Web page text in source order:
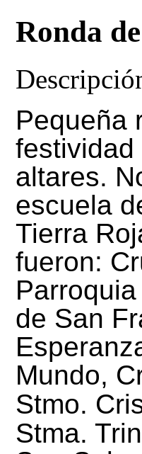
Ronda
Pequeña
altares.
escuela
Tierra
fueron:
de San
Mundo,
Stmo.
Stma.